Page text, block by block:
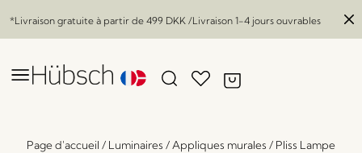
*Livraison gratuite à partir de 499 DKK /Livraison 1-4 jours ouvrables
Page d'accueil / Luminaires / Appliques murales / Pliss Lampe